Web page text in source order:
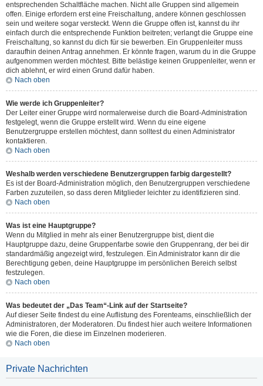
entsprechenden Schaltfläche machen. Nicht alle Gruppen sind allgemein
offen. Einige erfordern erst eine Freischaltung, andere können geschlossen
sein und weitere sogar versteckt. Wenn die Gruppe offen ist, kannst du ihr
einfach durch die entsprechende Funktion beitreten; verlangt die Gruppe eine
Freischaltung, so kannst du dich für sie bewerben. Ein Gruppenleiter muss
daraufhin deinen Antrag annehmen. Er könnte fragen, warum du in die Gruppe
aufgenommen werden möchtest. Bitte belästige keinen Gruppenleiter, wenn er
dich ablehnt, er wird einen Grund dafür haben.
Nach oben
Wie werde ich Gruppenleiter?
Der Leiter einer Gruppe wird normalerweise durch die Board-Administration
festgelegt, wenn die Gruppe erstellt wird. Wenn du eine eigene
Benutzergruppe erstellen möchtest, dann solltest du einen Administrator
kontaktieren.
Nach oben
Weshalb werden verschiedene Benutzergruppen farbig dargestellt?
Es ist der Board-Administration möglich, den Benutzergruppen verschiedene
Farben zuzuteilen, so dass deren Mitglieder leichter zu identifizieren sind.
Nach oben
Was ist eine Hauptgruppe?
Wenn du Mitglied in mehr als einer Benutzergruppe bist, dient die
Hauptgruppe dazu, deine Gruppenfarbe sowie den Gruppenrang, der bei dir
standardmäßig angezeigt wird, festzulegen. Ein Administrator kann dir die
Berechtigung geben, deine Hauptgruppe im persönlichen Bereich selbst
festzulegen.
Nach oben
Was bedeutet der „Das Team“-Link auf der Startseite?
Auf dieser Seite findest du eine Auflistung des Forenteams, einschließlich der
Administratoren, der Moderatoren. Du findest hier auch weitere Informationen
wie die Foren, die diese im Einzelnen moderieren.
Nach oben
Private Nachrichten